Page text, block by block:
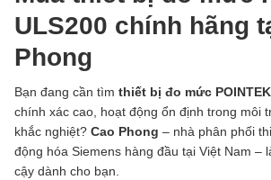
ULS200 chính hãng
Phong
Bạn đang cần tìm thiết bị đo mức
chính xác cao, hoạt động ổn định trong môi
khắc nghiệt? Cao Phong – nhà phân phối
động hóa Siemens hàng đầu tại Việt Nam –
cậy dành cho bạn.